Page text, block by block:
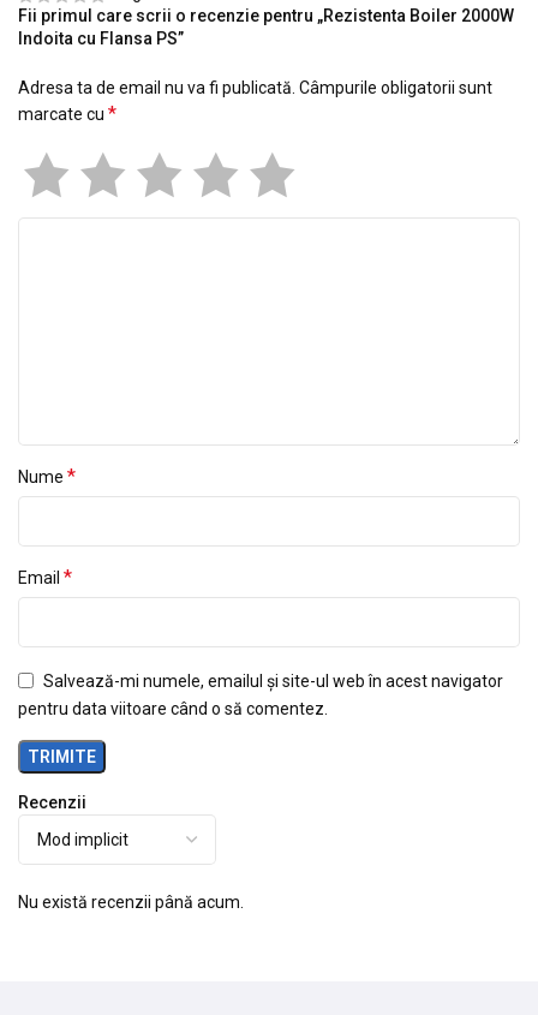
Recenzii
Nu există recenzii până acum.
Fii primul care scrii o recenzie pentru „Rezistenta Boiler 2000W
Indoita cu Flansa PS”
Adresa ta de email nu va fi publicată. Câmpurile obligatorii sunt
marcate cu *
Nume *
Email *
Salvează-mi numele, emailul și site-ul web în acest navigator
pentru data viitoare când o să comentez.